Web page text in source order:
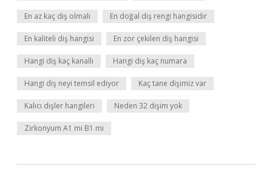
En az kaç diş olmalı En doğal diş rengi hangisidir
En kaliteli diş hangisi En zor çekilen diş hangisi
Hangi diş kaç kanallı Hangi diş kaç numara
Hangi diş neyi temsil ediyor Kaç tane dişimiz var
Kalıcı dişler hangileri Neden 32 dişim yok
Zirkonyum A1 mi B1 mi